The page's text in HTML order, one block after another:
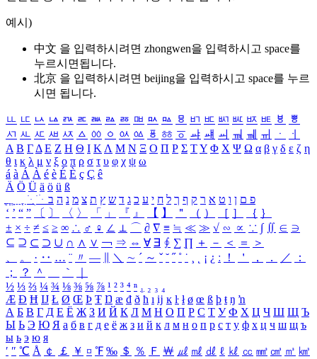
예시)
中文 을 입력하시려면 zhongwen을 입력하시고 space를
누르시면됩니다.
北京 을 입력하시려면 beijing을 입력하시고 space를 누르
시면 됩니다.
ㅥ ㅦ ㅧ ㅨ ㅩ ㅪ ㅫ ㅬ ㅭ ㅮ ㅯ ㅰ ㅱ ㅲ ㅳ ㅴ ㅵ ㅶ ㅷ ㅸ
ㅹ
ㅺ ㅻ ㅼ ㅽ ㅾ ㅿ ㆀ ㆁ ㆂ ㆃ ㆄ ㆅ ㆆ ㆇ ㆈ ㆉ ㆊ ㆋ ㆌ ㆍ
ㆎ
Α Β ΓΔ Ε Ζ Η Θ Ι ΚΛ Μ Ν Ξ Ο Π Ρ Σ ΤΥ Φ Χ Ψ Ω α β γ δ ε ζ η
θ ι κ λ μ ν ξ ο π ρ σ τ υ φ χ ψ ω
á à Á À é è É È ç Ç ê
Ä Ö Ü ä ö ü ß
ִֶֹ ֻּ ׁׂ פ ם ן ו ט א ר ק ף ך ל ח י ע כ ג ד ש ץ ת צ מ נ ה ב
‘ ’ “ ” 〔 〕 〈 〉 「 」 『 』 【 】 ＂ （ ） ［ ］ ｛ ｝
± × ÷ ≠ ≤ ≥ ∞ ∴ ♂ ♀ ∠ ⊥ ⌒ ∂ ∇ ≡ ≒ ≪ ≫ √ ∽ ∝ ∵ ∫ ∬ ∈ ∋
⊆ ⊇ ⊂ ⊃ ∪ ∩ ∧ ∨ ￢ ⇒ ⇔ ∀ ∃ ∮ ∑ ∏ ＋ － ＜ ＝
＞
、
。 · ‥ … ¨ 〃 ― ＼ ∼ ´ ～ ˇ ˘ ˝ ˚ ˙ ¸ ¡ ¿ ː ！ ＇ ， ． ／
：
；
？ ＾ ｀
½ ⅓ ⅔ ¼ ¾ ⅛ ⅜ ⅝ ⅞ ¹ ² ³ ⁴ ⁿ ₁ ₂ ₃ ₄
Æ Ð Ħ Ĳ Ł Ø Œ Þ Ŧ Ŋ æ đ ð ħ ı ĳ ĸ ŀ ł ø œ ß þ ŧ ŋ ŉ
А Б В Г Д Е Ё Ж З И Й К Л М Н О П Р С Т У Ф Х Ц Ч Ш Щ Ъ
Ы Ь Э Ю Я а б в г д е ё ж з и й к л м н о п р с т у ф х ц ч ш щ ъ
ы ь э ю я
′ ″ ℃ Å ￠ ￡ ￥ ¤ ℉ ‰ ＄ ％ Ｆ ￦ ㎕ ㎖ ㎗ ℓ ㎘ ㏄ ㎣ ㎤ ㎥ ㎦